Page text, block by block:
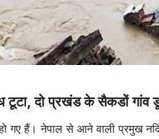
टूटा, दो प्रखंड के सैकडों गांव
गए हैं। नेपाल से आने वाली प्रमुख